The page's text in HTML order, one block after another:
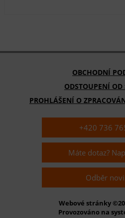
OBCHODNÍ
ODSTOUPENÍ
PROHLÁŠENÍ O
+420 736
Máte dotaz?
Odběr
Webové stránky
Provozováno na